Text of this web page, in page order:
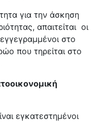
για την άσκηση
απαιτείται οι
στο
που τηρείται στο
εγκατεστημένοι